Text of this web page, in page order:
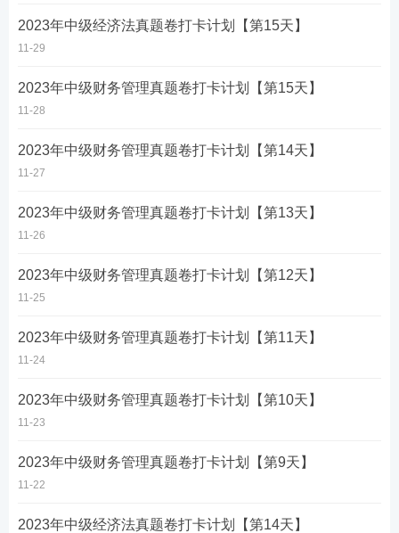
2023年中级经济法真题卷打卡计划【第15天】
11-29
2023年中级财务管理真题卷打卡计划【第15天】
11-28
2023年中级财务管理真题卷打卡计划【第14天】
11-27
2023年中级财务管理真题卷打卡计划【第13天】
11-26
2023年中级财务管理真题卷打卡计划【第12天】
11-25
2023年中级财务管理真题卷打卡计划【第11天】
11-24
2023年中级财务管理真题卷打卡计划【第10天】
11-23
2023年中级财务管理真题卷打卡计划【第9天】
11-22
2023年中级经济法真题卷打卡计划【第14天】